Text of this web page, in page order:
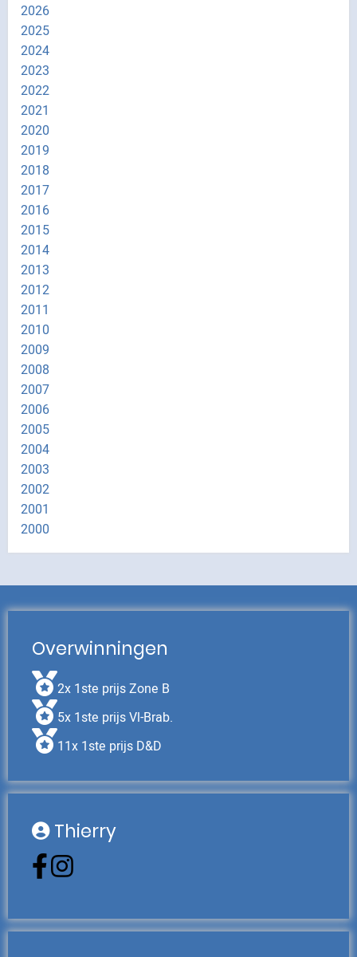
2026
2025
2024
2023
2022
2021
2020
2019
2018
2017
2016
2015
2014
2013
2012
2011
2010
2009
2008
2007
2006
2005
2004
2003
2002
2001
2000
Overwinningen
2x 1ste prijs Zone B
5x 1ste prijs Vl-Brab.
11x 1ste prijs D&D
Thierry